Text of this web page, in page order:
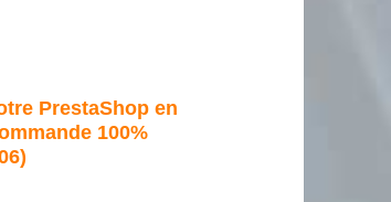
PrestaShop en
100%